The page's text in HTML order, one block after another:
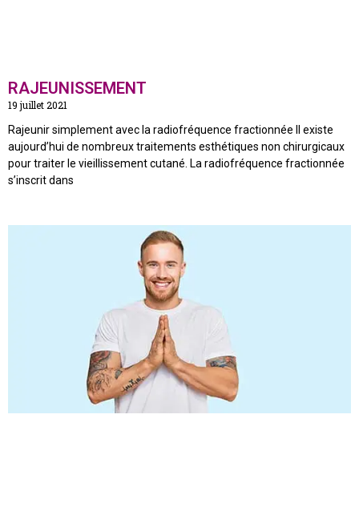
RAJEUNISSEMENT
19 juillet 2021
Rajeunir simplement avec la radiofréquence fractionnée Il existe
aujourd’hui de nombreux traitements esthétiques non chirurgicaux
pour traiter le vieillissement cutané. La radiofréquence fractionnée
s’inscrit dans